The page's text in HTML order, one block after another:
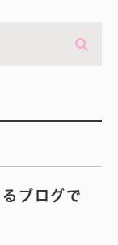
ブログで